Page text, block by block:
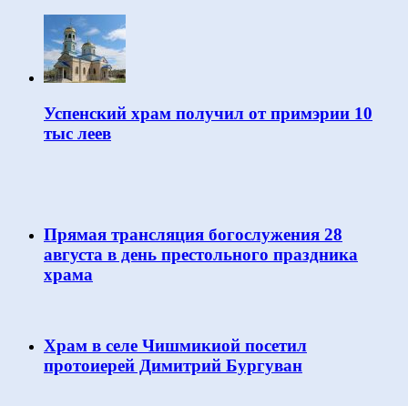
Успенский храм получил от примэрии 10
тыс леев
Прямая трансляция богослужения 28
августа в день престольного праздника
храма
Храм в селе Чишмикиой посетил
протоиерей Димитрий Бургуван